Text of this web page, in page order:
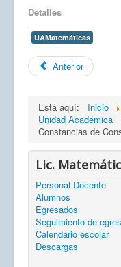
Detalles
UAMatemáticas
Anterior
Está aquí: Inicio
Unidad Académica
Constancias de
Lic.
Personal Docente
Alumnos
Egresados
Seguimiento de
Calendario escolar
Descargas